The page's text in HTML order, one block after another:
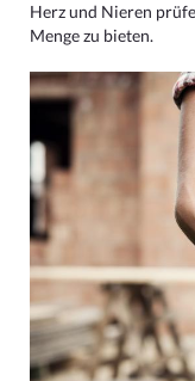
Herz und Nieren
Menge zu bieten.